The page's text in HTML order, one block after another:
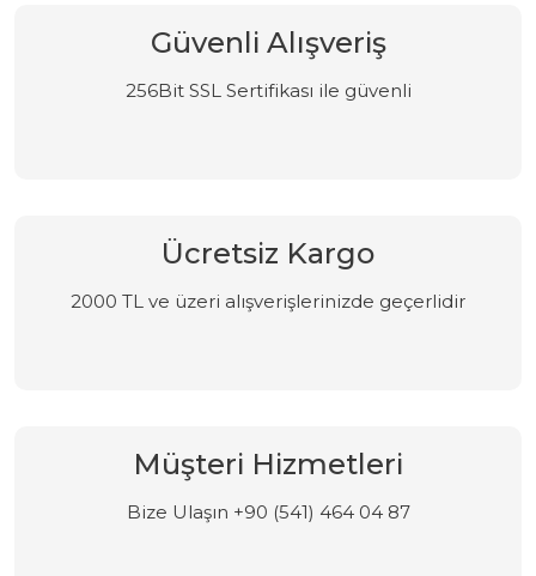
Güvenli Alışveriş
256Bit SSL Sertifikası ile güvenli
Ücretsiz Kargo
2000 TL ve üzeri alışverişlerinizde geçerlidir
Müşteri Hizmetleri
Bize Ulaşın +90 (541) 464 04 87